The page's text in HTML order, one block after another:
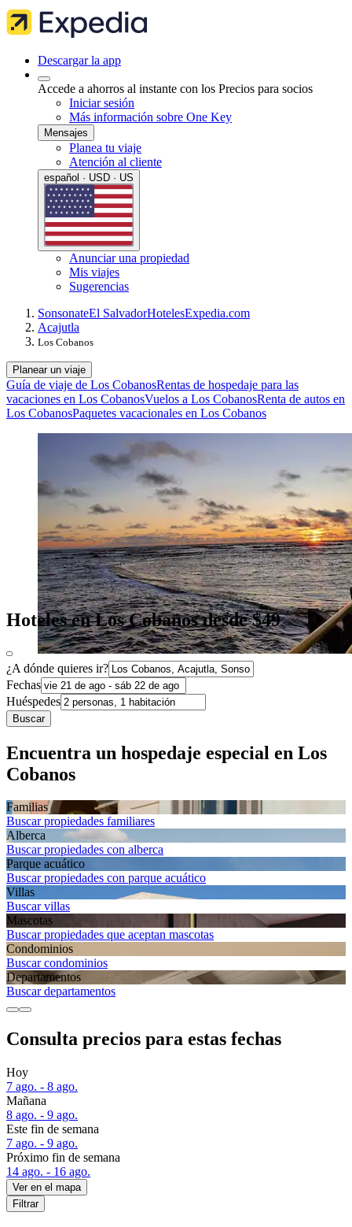
Descargar la app
Accede a ahorros al instante con los Precios para socios
Iniciar sesión
Más información sobre One Key
Mensajes
Planea tu viaje
Atención al cliente
español · USD · US
Anunciar una propiedad
Mis viajes
Sugerencias
SonsonateEl SalvadorHotelesExpedia.com
Acajutla
Los Cobanos
Planear un viaje
Guía de viaje de Los CobanosRentas de hospedaje para las
vacaciones en Los CobanosVuelos a Los CobanosRenta de autos en
Los CobanosPaquetes vacacionales en Los Cobanos
Hoteles en Los Cobanos desde $49
¿A dónde quieres ir?
Fechas
Huéspedes
Buscar
Encuentra un hospedaje especial en Los
Cobanos
Familias
Buscar propiedades familiares
Alberca
Buscar propiedades con alberca
Parque acuático
Buscar propiedades con parque acuático
Villas
Buscar villas
Mascotas
Buscar propiedades que aceptan mascotas
Condominios
Buscar condominios
Departa­mentos
Buscar departamentos
Consulta precios para estas fechas
Hoy
7 ago. - 8 ago.
Mañana
8 ago. - 9 ago.
Este fin de semana
7 ago. - 9 ago.
Próximo fin de semana
14 ago. - 16 ago.
Ver en el mapa
Filtrar